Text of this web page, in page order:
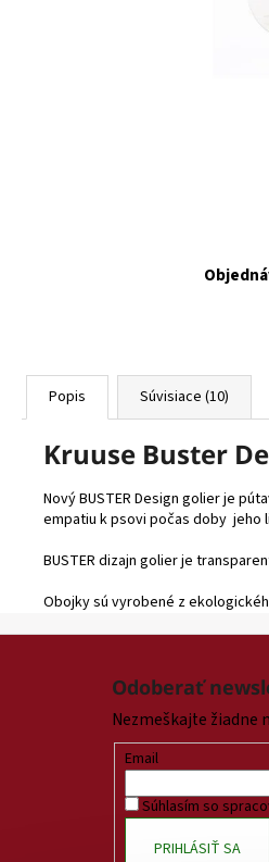
Popis Súvisiace (10)
Kruuse Buster
Nový BUSTER Design golier je
empatiu k psovi počas doby jeho
BUSTER dizajn golier je
Obojky sú vyrobené z
Odoberať
Nezmeškajte žiadne
Email
Súhlasím so
PRIHLÁSIŤ SA